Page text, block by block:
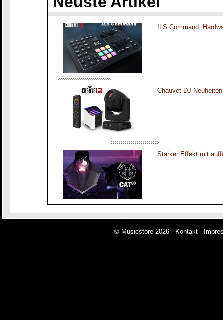
ILS Command:
Chauvet DJ
Starker Effekt mit
© Musicstore 2026 - Kontakt -